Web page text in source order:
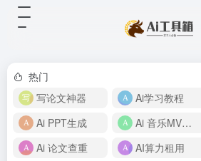
热门
写论文神器
Ai学习教程
Ai PPT生成
Ai 音乐MV制作
Ai 论文查重
AI算力租用